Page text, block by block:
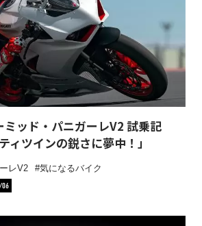
ミッド・パニガーレV2 試乗記
ツインの鋭さに夢中！」
レV2
気になるバイク
06